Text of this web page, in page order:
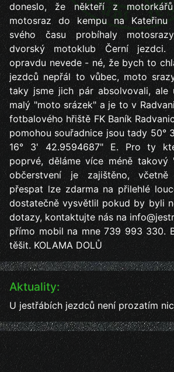
Aktuality:
U jestřábích jezdců není prozatím
doneslo, že někteří z
motosraz do kempu na
svého času probíhaly
dvorský motoklub Černí
opravdu nevede - né, že bych to
jezdců nepřál to vůbec, moto
taky jsme jich pár absolvovali, ale
malý "moto srázek" a je to v
fotbalového hřiště FK Baník
pomohou souřadnice jsou tady 50°
16° 3' 42.9594687" E. Pro ty
poprvé, děláme více méně takový
občerstvení je zajištěno, včetně
přespat lze zdarma na přilehlé
dostatečně vysvětlil pokud by byli
dotazy, kontaktujte nás na
přímo mobil na mne 739 993 330.
těšit. KOLAMA DOLŮ